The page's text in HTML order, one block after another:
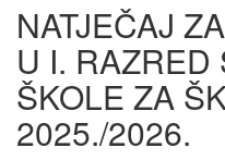
NATJEČAJ
U I. RAZRED
ŠKOLE ZA
2025./2026.